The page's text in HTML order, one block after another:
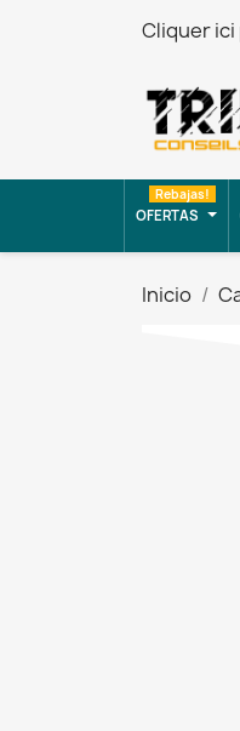
Cliquer
OFERTAS
Rebajas!
Inicio